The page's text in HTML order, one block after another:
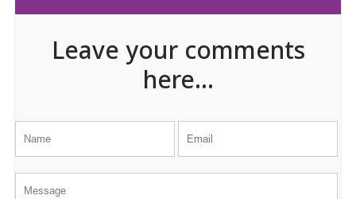
Leave your comments
here...